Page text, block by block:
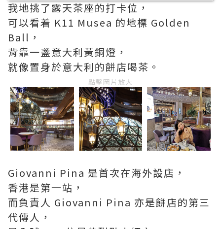
我地挑了露天茶座的打卡位，
可以看着 K11 Musea 的地標 Golden
Ball，
背靠一盞意大利黃銅燈，
就像置身於意大利的餅店喝茶。
點擊圖片放大
Giovanni Pina 是首次在海外設店，
香港是第一站，
而負責人 Giovanni Pina 亦是餅店的第三
代傳人，